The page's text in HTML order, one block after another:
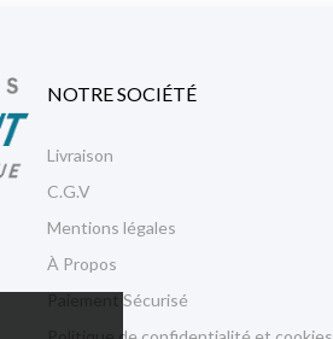
NOTRE SOCIÉTÉ
Livraison
C.G.V
Mentions légales
À Propos
Paiement Sécurisé